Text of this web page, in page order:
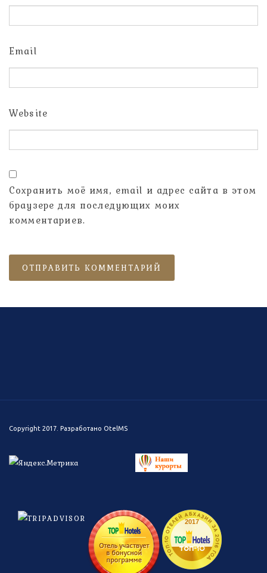
Email
Website
Сохранить моё имя, email и адрес сайта в этом
браузере для последующих моих
комментариев.
Copyright 2017. Разработано OtelMS
2017
топ-10
ТОП-10 ОТЕЛЕЙ АБХАЗИИ ЗА 2016 ГОД